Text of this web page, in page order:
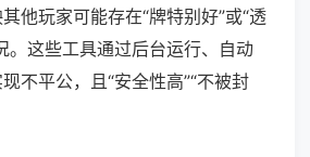
他玩家可能存在“牌特别好”或“透
。这些工具通过后台运行、自动
不平公，且“安全性高”“不被封